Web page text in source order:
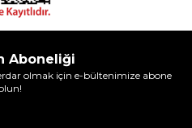
Aboneliği
olmak için e-bültenimize abone